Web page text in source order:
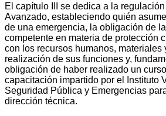
El capítulo III se dedica a la
Avanzado, estableciendo quién
de una emergencia, la obligación de
competente en materia de protección
con los recursos humanos, materiales
realización de sus funciones y,
obligación de haber realizado un
capacitación impartido por el Instituto
Seguridad Pública y Emergencias
dirección técnica.